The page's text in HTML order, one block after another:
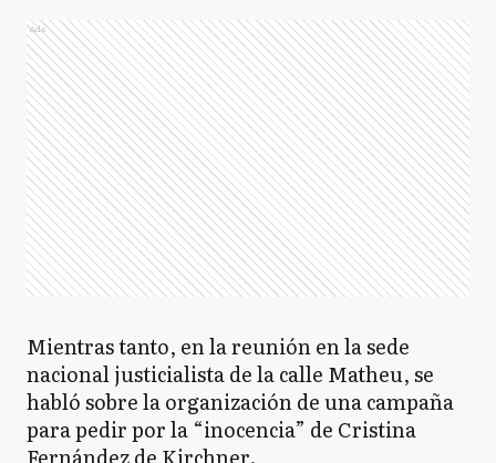
Ads
Mientras tanto, en la reunión en la sede
nacional justicialista de la calle Matheu, se
habló sobre la organización de una campaña
para pedir por la “inocencia” de Cristina
Fernández de Kirchner.